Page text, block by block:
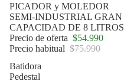
Oferta
PICADOR y MOLEDOR
SEMI-INDUSTRIAL GRAN
CAPACIDAD DE 8 LITROS
Precio de oferta $54.990
Precio habitual $75.990
Batidora
Pedestal